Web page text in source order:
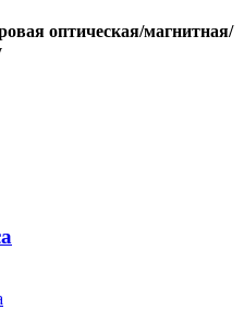
оптическая/магнитная/